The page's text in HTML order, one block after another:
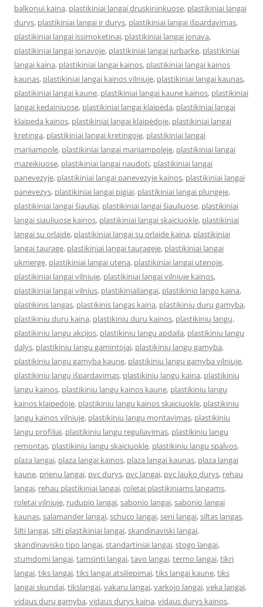
balkonui kaina, plastikiniai langai druskininkuose, plastikiniai langai
durys, plastikiniai langai ir durys, plastikiniai langai išpardavimas,
plastikiniai langai issimoketinai, plastikiniai langai jonava,
plastikiniai langai jonavoje, plastikiniai langai jurbarke, plastikiniai
langai kaina, plastikiniai langai kainos, plastikiniai langai kainos
kaunas, plastikiniai langai kainos vilniuje, plastikiniai langai kaunas,
plastikiniai langai kaune, plastikiniai langai kaune kainos, plastikiniai
langai kedainiuose, plastikiniai langai klaipėda, plastikiniai langai
klaipeda kainos, plastikiniai langai klaipėdoje, plastikiniai langai
kretinga, plastikiniai langai kretingoje, plastikiniai langai
marijampole, plastikiniai langai marijampoleje, plastikiniai langai
mazeikiuose, plastikiniai langai naudoti, plastikiniai langai
panevezyje, plastikiniai langai panevezyje kainos, plastikiniai langai
panevezys, plastikiniai langai pigiai, plastikiniai langai plungeje,
plastikiniai langai šiauliai, plastikiniai langai šiauliuose, plastikiniai
langai siauliuose kainos, plastikiniai langai skaiciuokle, plastikiniai
langai su orlaide, plastikiniai langai su orlaide kaina, plastikiniai
langai taurage, plastikiniai langai taurageje, plastikiniai langai
ukmerge, plastikiniai langai utena, plastikiniai langai utenoje,
plastikiniai langai vilniuje, plastikiniai langai vilniuje kainos,
plastikiniai langai vilnius, plastikiniailangai, plastikinio lango kaina,
plastikinis langas, plastikinis langas kaina, plastikinių durų gamyba,
plastikiniu duru kaina, plastikiniu duru kainos, plastikinių langų,
plastikiniu langu akcijos, plastikiniu langu apdaila, plastikiniu langu
dalys, plastikiniu langu gamintojai, plastikinių langų gamyba,
plastikiniu langu gamyba kaune, plastikiniu langu gamyba vilniuje,
plastikinių langų išpardavimas, plastikinių langų kaina, plastikinių
langų kainos, plastikiniu langu kainos kaune, plastikiniu langu
kainos klaipedoje, plastikiniu langu kainos skaiciuokle, plastikiniu
langu kainos vilniuje, plastikiniu langu montavimas, plastikiniu
langu profiliai, plastikiniu langu reguliavimas, plastikiniu langu
remontas, plastikiniu langu skaiciuokle, plastikiniu langu spalvos,
plaza langai, plaza langai kainos, plaza langai kaunas, plaza langai
kaune, prienu langai, pvc durys, pvc langai, pvc lauko durys, rehau
langai, rehau plastikiniai langai, roletai plastikiniams langams,
roletai vilniuje, rudupio langai,sabonio langai,sabonio langai
kaunas,salamander langai,schuco langai,seni langai,siltas langas,
šilti langai,silti plastikiniai langai,skandinaviski langai,
skandinavisko tipo langai,standartiniai langai,stogo langai,
stumdomi langai,tamsinti langai,tavo langai,termo langai,tikri
langai,tiks langai,tiks langai atsiliepimai,tiks langai kaune,tiks
langai skundai,tikslangai,vakaru langai,varkojo langai,veka langai,
vidaus durų gamyba,vidaus durys kaina,vidaus durys kainos,